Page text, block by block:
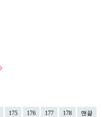
175 176 177 178 맨끝